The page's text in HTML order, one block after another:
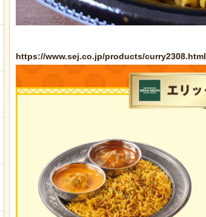
https://www.sej.co.jp/products/curry2308.html